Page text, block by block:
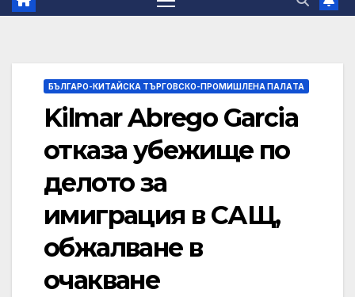
БЪЛГАРО-КИТАЙСКА ТЪРГОВСКО-ПРОМИШЛЕНА ПАЛAТА
Kilmar Abrego Garcia
отказа убежище по
делото за
имиграция в САЩ,
обжалване в
очакване